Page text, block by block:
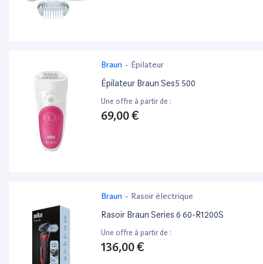
Braun - Épilateur
Épilateur Braun Ses5 500
Une offre à partir de :
69,00 €
Braun - Rasoir électrique
Rasoir Braun Series 6 60-R1200S
Une offre à partir de :
136,00 €